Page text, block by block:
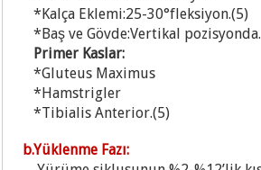
*Kalça Eklemi:25-30°fleksiyon.(5)
*Baş ve Gövde:Vertikal pozisyonda.
Primer Kaslar:
*Gluteus Maximus
*Hamstrigler
*Tibialis Anterior.(5)
b.Yüklenme Fazı: